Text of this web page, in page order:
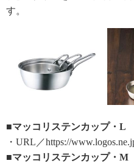
す。
■マッコリステンカップ・L
・URL／https://
■マッコリステンカップ・M